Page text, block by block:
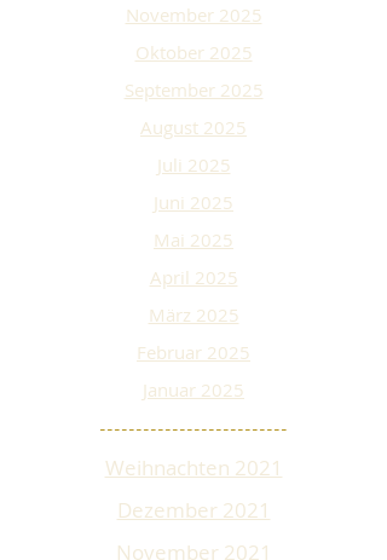
November 2025
Oktober 2025
September 2025
August 2025
Juli 2025
Juni 2025
Mai 2025
April 2025
März 2025
Februar 2025
Januar 2025
--------------------------
Weihnachten 2021
Dezember 2021
November 2021